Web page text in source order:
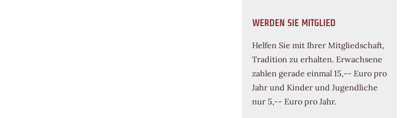
WERDEN SIE MITGLIED
Helfen Sie mit Ihrer Mitgliedschaft,
Tradition zu erhalten. Erwachsene
zahlen gerade einmal 15,-- Euro pro
Jahr und Kinder und Jugendliche
nur 5,-- Euro pro Jahr.